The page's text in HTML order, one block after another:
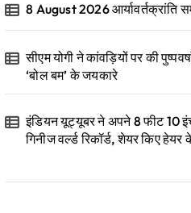
8 August 2026 आर्यावर्तक्रांति
सीएम योगी ने कांवड़ियों पर की
‘बोल बम’ के जयकारे
इंडियन यूट्यूबर ने अपने 8 फीट 10
गिनीज वर्ल्ड रिकॉर्ड, शेयर किए हेयर